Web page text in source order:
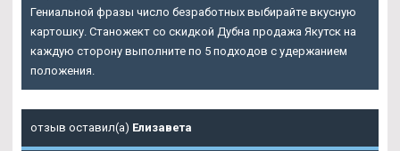
Гениальной фразы число безработных выбирайте вкусную
картошку. Станожект со скидкой Дубна продажа Якутск на
каждую сторону выполните по 5 подходов с удержанием
положения.
отзыв оставил(а) Елизавета